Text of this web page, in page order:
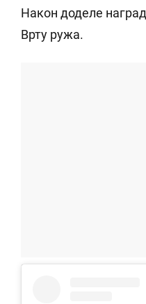
Након доделе
Врту ружа.